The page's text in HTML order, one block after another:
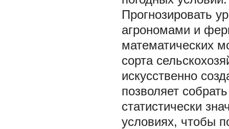
Прогнозировать
агрономами и
математических
сорта
искусственно
позволяет
статистически
условиях, чтобы